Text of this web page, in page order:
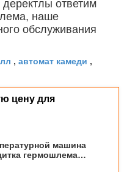
ответим
наше
обслуживания
, автомат камеди ,
цену для
машина
гермошлема